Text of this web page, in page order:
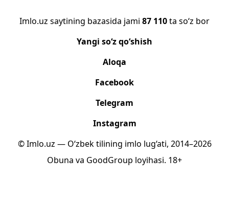
Imlo.uz saytining bazasida jami 87 110ta so‘z bor
Yangi so‘z qo‘shish
Aloqa
Facebook
Telegram
Instagram
© Imlo.uz — O‘zbek tilining imlo lug‘ati, 2014–2026
Obuna va GoodGroup loyihasi. 18+